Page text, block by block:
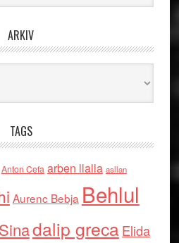
ARKIV
TAGS
Anton Cefa arben llalla asllan
Aurenc Bebja Behlul
dalip grecaElida